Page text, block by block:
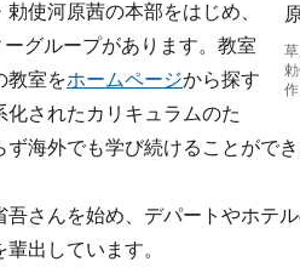
作
使河原茜の本部をはじめ、
グループがあります。教室
教室をホームページから探す
されたカリキュラムのた
海外でも学び続けることができ
さんを始め、デパートやホテル
出しています。